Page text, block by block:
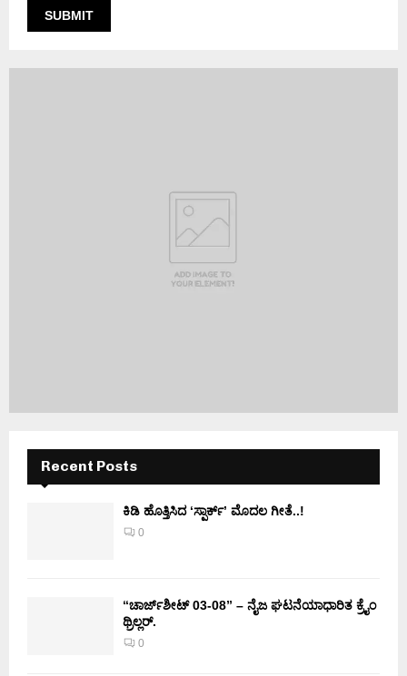
Recent Posts
ಕಿಡಿ‌‌ ಹೊತ್ತಿಸಿದ ‘ಸ್ಪಾರ್ಕ್’ ಮೊದಲ‌ ಗೀತೆ..!
0
“ಚಾರ್ಜ್‌ಶೀಟ್ 03-08” – ನೈಜ ಘಟನೆಯಾಧಾರಿತ ಕ್ರೈಂ
ಥ್ರಿಲ್ಲರ್.
0